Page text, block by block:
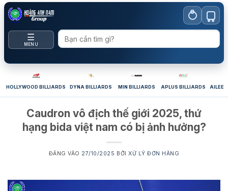
Bỏ
qua
nội
☰
MENU
HOLLYWOOD BILLIARDS DYNA BILLIARDS MIN BILLIARDS APLUS BILLIARDS
Caudron vô địch thế giới 2025, thứ
hạng bida việt nam có bị ảnh hưởng?
ĐĂNG VÀO 27/10/2025 BỞIXỬ LÝ ĐƠN HÀNG